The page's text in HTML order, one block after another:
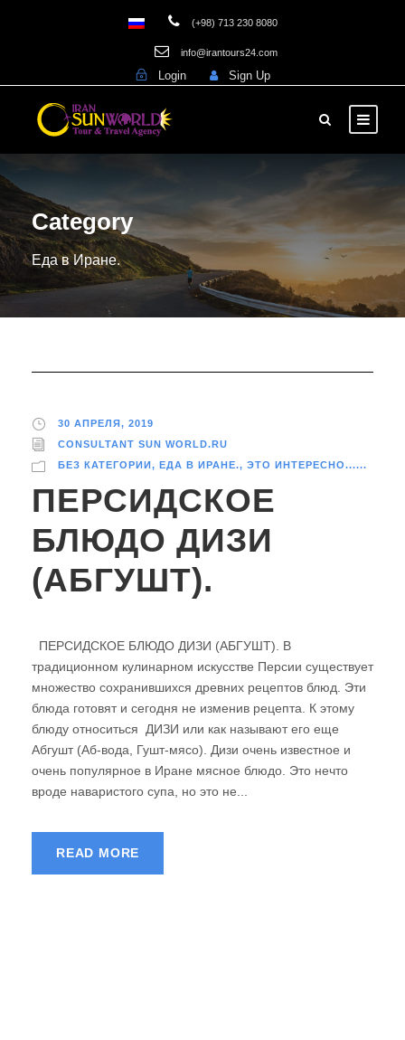
(+98) 713 230 8080
info@irantours24.com
Login Sign Up
Category
Еда в Иране.
30 АПРЕЛЯ, 2019
CONSULTANT SUN WORLD.RU
БЕЗ КАТЕГОРИИ , ЕДА В ИРАНЕ., ЭТО ИНТЕРЕСНО......
ПЕРСИДСКОЕ
БЛЮДО ДИЗИ
(АБГУШТ).
ПЕРСИДСКОЕ БЛЮДО ДИЗИ (АБГУШТ). В
традиционном кулинарном искусстве Персии существует
множество сохранившихся древних рецептов блюд. Эти
блюда готовят и сегодня не изменив рецепта. К этому
блюду относиться ДИЗИ или как называют его еще
Абгушт (Аб-вода, Гушт-мясо). Дизи очень известное и
очень популярное в Иране мясное блюдо. Это нечто
вроде наваристого супа, но это не...
READ MORE